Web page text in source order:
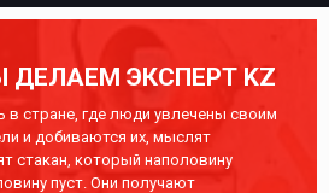
ЭКСПЕРТ KZ
в стране, где люди увлечены своим
и добиваются их, мыслят
стакан, который наполовину
пуст. Они получают